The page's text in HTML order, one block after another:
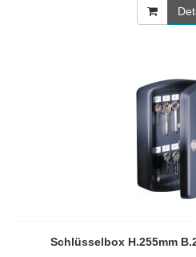
Schlüsselbox H.255mm